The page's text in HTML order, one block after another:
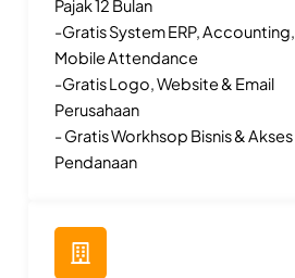
Pajak 12 Bulan
-Gratis System ERP, Accounting,
Mobile Attendance
-Gratis Logo, Website & Email
Perusahaan
- Gratis Workhsop Bisnis & Akses
Pendanaan